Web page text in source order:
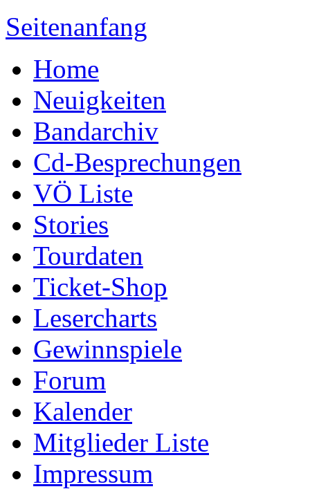
Seitenanfang
Home
Neuigkeiten
Bandarchiv
Cd-Besprechungen
VÖ Liste
Stories
Tourdaten
Ticket-Shop
Lesercharts
Gewinnspiele
Forum
Kalender
Mitglieder Liste
Impressum